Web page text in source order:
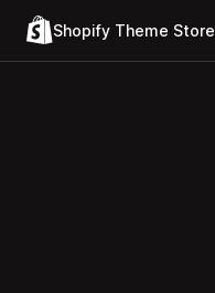
Shopify Theme Store